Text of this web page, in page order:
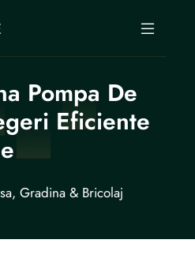
Pompa De
Eficiente
Gradina & Bricolaj